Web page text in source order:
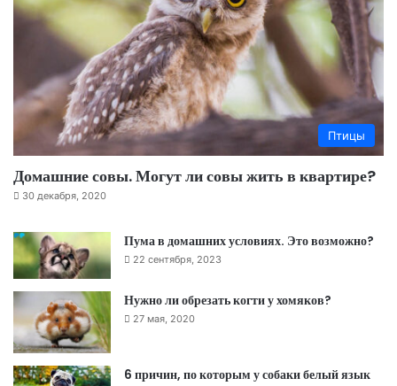
Птицы
Домашние совы. Могут ли совы жить в квартире?
30 декабря, 2020
Пума в домашних условиях. Это возможно?
22 сентября, 2023
Нужно ли обрезать когти у хомяков?
27 мая, 2020
6 причин, по которым у собаки белый язык